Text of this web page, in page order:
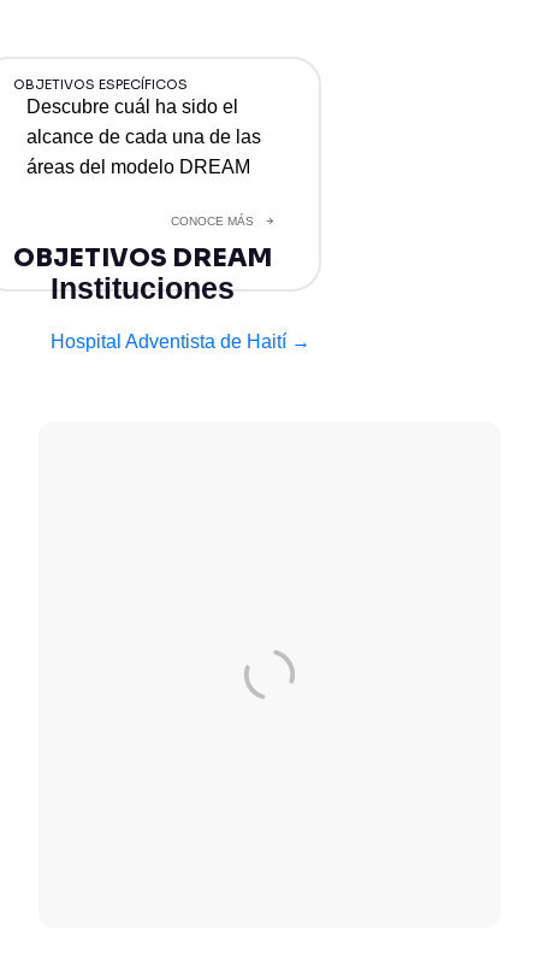
OBJETIVOS ESPECÍFICOS
Descubre cuál ha sido el
alcance de cada una de las
áreas del modelo DREAM
CONOCE MÁS
OBJETIVOS DREAM
Instituciones
Hospital Adventista de Haití →